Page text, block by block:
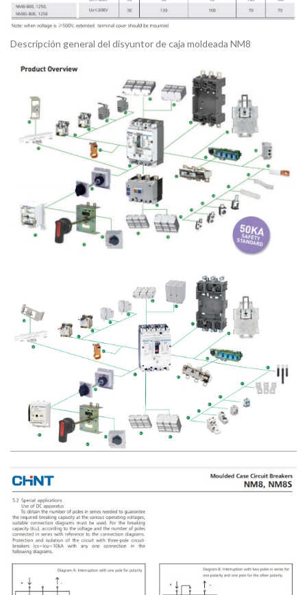
Descripción general del disyuntor de caja moldeada NM8